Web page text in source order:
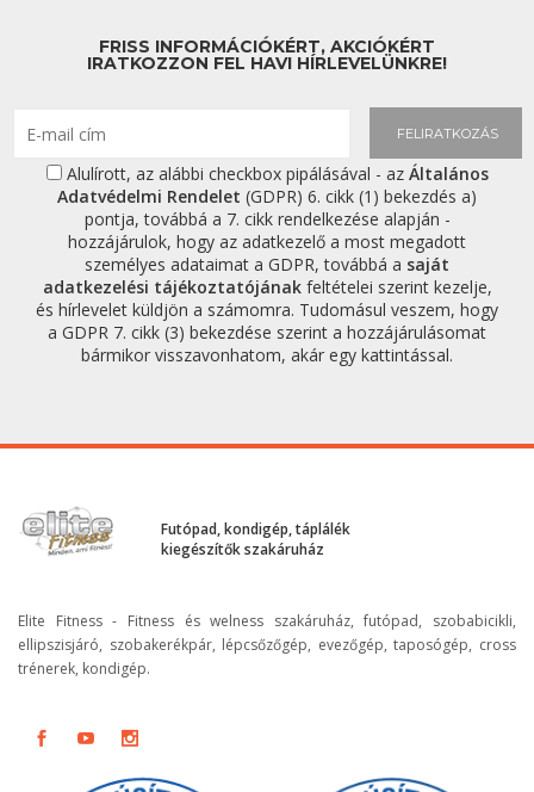
FRISS INFORMÁCIÓKÉRT, AKCIÓKÉRT
IRATKOZZON FEL HAVI HÍRLEVELÜNKRE!
FELIRATKOZÁS
Alulírott, az alábbi checkbox pipálásával - az Általános
Adatvédelmi Rendelet (GDPR) 6. cikk (1) bekezdés a)
pontja, továbbá a 7. cikk rendelkezése alapján -
hozzájárulok, hogy az adatkezelő a most megadott
személyes adataimat a GDPR, továbbá a saját
adatkezelési tájékoztatójánakfeltételei szerint kezelje,
és hírlevelet küldjön a számomra. Tudomásul veszem, hogy
a GDPR 7. cikk (3) bekezdése szerint a hozzájárulásomat
bármikor visszavonhatom, akár egy kattintással.
Futópad, kondigép, táplálék
kiegészítők szakáruház
Elite Fitness - Fitness és welness szakáruház, futópad, szobabicikli,
ellipszisjáró, szobakerékpár, lépcsőzőgép, evezőgép, taposógép, cross
trénerek, kondigép.